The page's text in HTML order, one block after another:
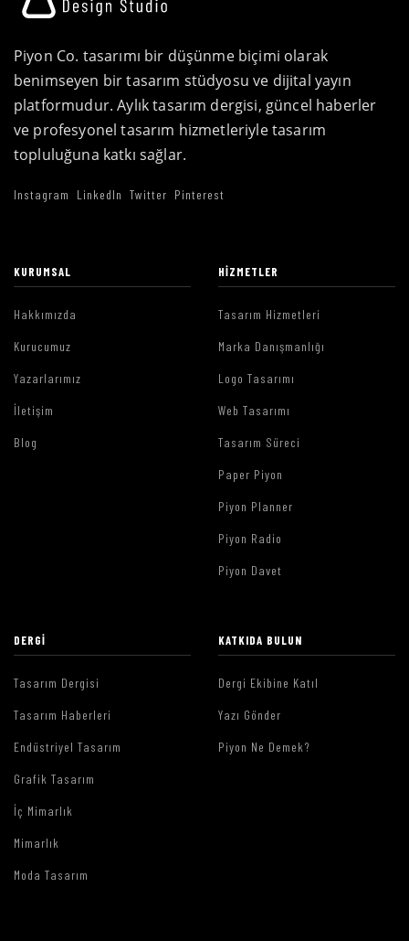
Piyon Co. tasarımı bir düşünme biçimi olarak
benimseyen bir tasarım stüdyosu ve dijital yayın
platformudur. Aylık tasarım dergisi, güncel haberler
ve profesyonel tasarım hizmetleriyle tasarım
topluluğuna katkı sağlar.
Instagram LinkedIn Twitter Pinterest
KURUMSAL
Hakkımızda
Kurucumuz
Yazarlarımız
İletişim
Blog
HIZMETLER
Tasarım Hizmetleri
Marka Danışmanlığı
Logo Tasarımı
Web Tasarımı
Tasarım Süreci
Paper Piyon
Piyon Planner
Piyon Radio
Piyon Davet
DERGI
Tasarım Dergisi
Tasarım Haberleri
Endüstriyel Tasarım
Grafik Tasarım
İç Mimarlık
Mimarlık
Moda Tasarım
KATKIDA BULUN
Dergi Ekibine Katıl
Yazı Gönder
Piyon Ne Demek?